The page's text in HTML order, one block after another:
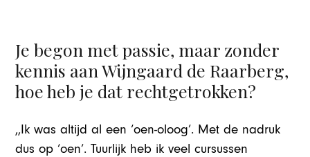
Je begon met passie, maar zonder
kennis aan Wijngaard de Raarberg,
hoe heb je dat rechtgetrokken?
,,Ik was altijd al een ‘oen-oloog’. Met de nadruk
dus op ‘oen’. Tuurlijk heb ik veel cursussen